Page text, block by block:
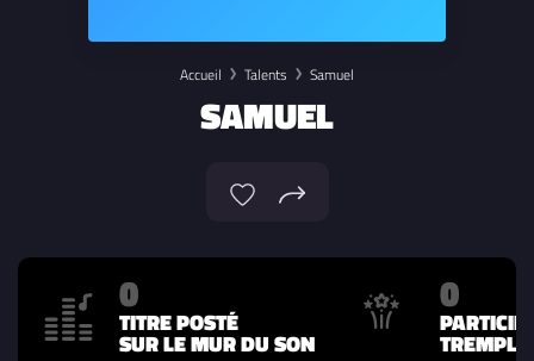
Accueil Talents Samuel
SAMUEL
0
TITRE POSTÉ
SUR LE MUR DU SON
0